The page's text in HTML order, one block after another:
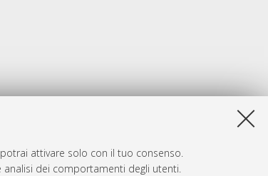
attivare solo con il tuo consenso.
dei comportamenti degli utenti.